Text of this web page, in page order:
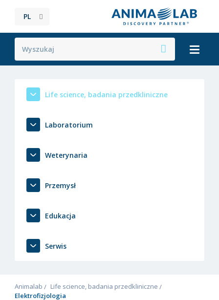
PL
Life science, badania przedkliniczne
Laboratorium
Weterynaria
Przemysł
Edukacja
Serwis
Animalab
Life science, badania przedkliniczne
Elektrofizjologia